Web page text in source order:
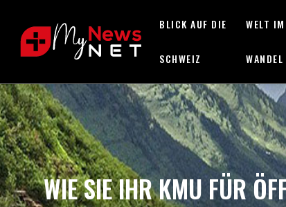
BLICK AUF DIE
SCHWEIZ
WELT IM
WANDEL
WIE SIE IHR KMU FÜR